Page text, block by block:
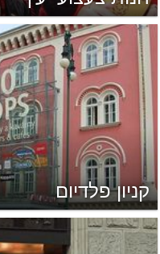
קניון פלדיום